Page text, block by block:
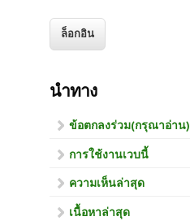
นำทาง
ข้อตกลงร่วม(กรุณาอ่าน)
การใช้งานเวบนี้
ความเห็นล่าสุด
เนื้อหาล่าสุด